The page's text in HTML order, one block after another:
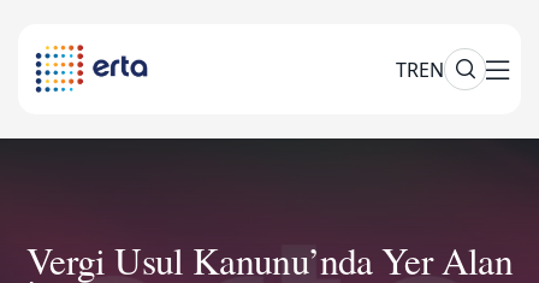
TREN
Vergi Usul Kanunu’nda Yer Alan